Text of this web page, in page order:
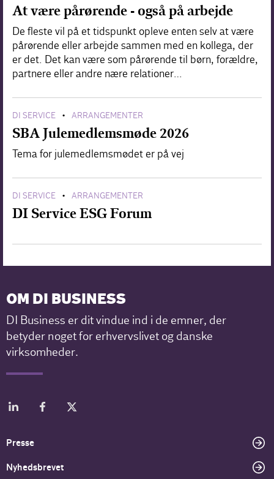
At være pårørende - også på arbejde
De fleste vil på et tidspunkt opleve enten selv at være
pårørende eller arbejde sammen med en kollega, der
er det. Det kan være som pårørende til børn, forældre,
partnere eller andre nære relationer…
DI SERVICE • ARRANGEMENTER
SBA Julemedlemsmøde 2026
Tema for julemedlemsmødet er på vej
DI SERVICE • ARRANGEMENTER
DI Service ESG Forum
OM DI BUSINESS
DI Business er dit vindue ind i de emner, der
betyder noget for erhvervslivet og danske
virksomheder.
Presse
Nyhedsbrevet